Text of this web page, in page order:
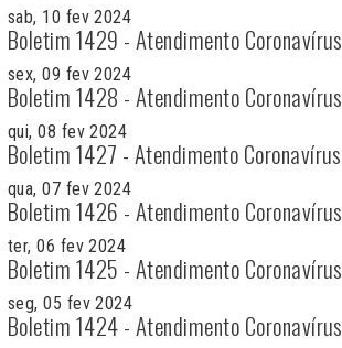
sab, 10 fev 2024
Boletim 1429 - Atendimento Coronavírus
sex, 09 fev 2024
Boletim 1428 - Atendimento Coronavírus
qui, 08 fev 2024
Boletim 1427 - Atendimento Coronavírus
qua, 07 fev 2024
Boletim 1426 - Atendimento Coronavírus
ter, 06 fev 2024
Boletim 1425 - Atendimento Coronavírus
seg, 05 fev 2024
Boletim 1424 - Atendimento Coronavírus